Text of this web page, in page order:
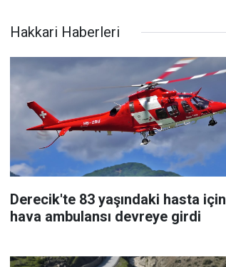
Hakkari Haberleri
Derecik'te 83 yaşındaki hasta için
hava ambulansı devreye girdi